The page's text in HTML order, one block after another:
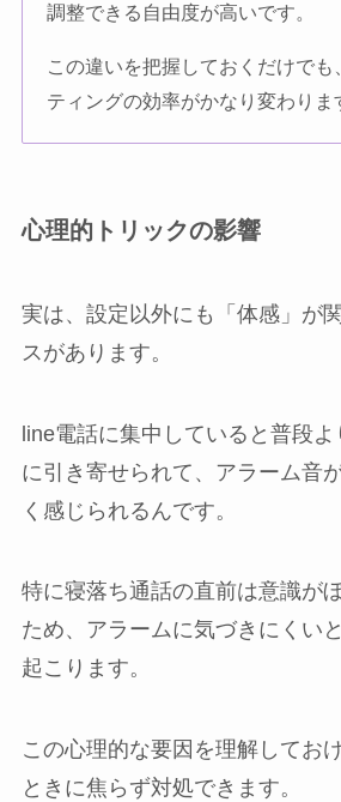
調整できる自由度が高いです。
この違いを把握しておくだけでも
ティングの効率がかなり変わりま
心理的トリックの影響
実は、設定以外にも「体感」が
スがあります。
line電話に集中していると普段
に引き寄せられて、アラーム音
く感じられるんです。
特に寝落ち通話の直前は意識が
ため、アラームに気づきにくい
起こります。
この心理的な要因を理解してお
ときに焦らず対処できます。